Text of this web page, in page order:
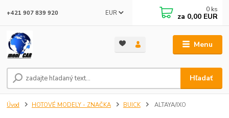
Menu
EUR
Hľadať
+421 907 839 920 0 ks
za 0,00 EUR
Úvod HOTOVÉ MODELY - ZNAČKA BUICK ALTAYA/IXO